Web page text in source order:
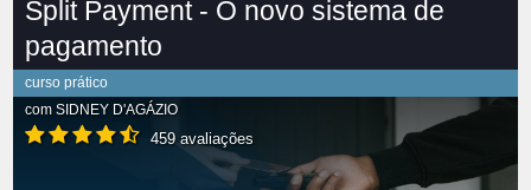
Split Payment - O novo sistema de
pagamento
curso prático
com SIDNEY D'AGÁZIO
459 avaliações